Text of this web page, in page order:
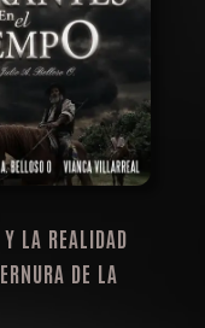
la realidad
de la